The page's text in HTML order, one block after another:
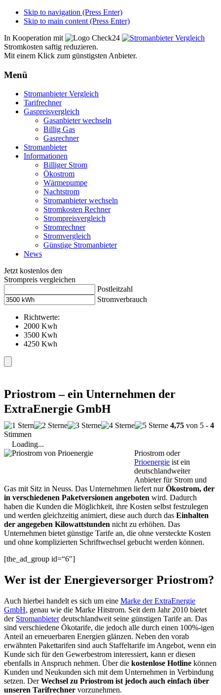
Skip to navigation (Press Enter)
Skip to main content (Press Enter)
In Kooperation mit
Stromkosten saftig reduzieren.
Mit einem Klick zum günstigsten Anbieter.
Menü
Zum
Inhalt
springen
Stromanbieter Vergleich
Tarifrechner
Gaspreisvergleich
Gasanbieter wechseln
Billig Gas
Gasrechner
Stromanbieter
Informationen
Billiger Strom
Ökostrom
Wärmepumpe
Nachtstrom
Stromanbieter wechseln
Stromkosten Rechner
Strompreisvergleich
Stromrechner
Stromvergleich
Günstige Stromanbieter
News
Jetzt kostenlos den
Strompreis vergleichen
Postleitzahl
Stromverbrauch
Richtwerte:
2000 Kwh
3500 Kwh
4250 Kwh
Priostrom – ein Unternehmen der
ExtraEnergie GmbH
4,75 von 5 - 4
Stimmen
Loading...
Priostrom oder
Prioenergie ist ein
deutschlandweiter
Anbieter für Strom und
Gas mit Sitz in Neuss. Das Unternehmen liefert nurÖkostrom, der
in verschiedenen Paketversionen angeboten wird. Dadurch
haben die Kunden die Möglichkeit, ihre Kosten selbst festzulegen
und werden gleichzeitig animiert, diese auch durch das Einhalten
der angegeben Kilowattstunden nicht zu erhöhen. Das
Unternehmen bietet günstige Tarife an, die ohne versteckte Kosten
und ohne komplizierten Schriftwechsel gebucht werden können.
[the_ad_group id=“6″]
Wer ist der Energieversorger Priostrom?
Auch hierbei handelt es sich um eine Marke der ExtraEnergie
GmbH, genau wie die Marke Hitstrom. Seit dem Jahr 2010 bietet
der Stromanbieterdeutschlandweit seine günstigen Tarife an. Das
sind verschiedene Ökotarife, die jedoch alle durch einen 100%-igen
Anteil an erneuerbaren Energien glänzen. Neben den vorab
erwähnten Pakettarifen sind auch Staffeltarife im Angebot, wenn ein
Kunde sich für den Gewerbestrom interessiert, kann er diesen
ebenfalls in Anspruch nehmen. Über die kostenlose Hotline können
Kunden und Neukunden sich mit dem Unternehmen in Verbindung
setzen. DerWechsel zu Priostrom ist jedoch auch einfach über
unseren Tarifrechner vorzunehmen.